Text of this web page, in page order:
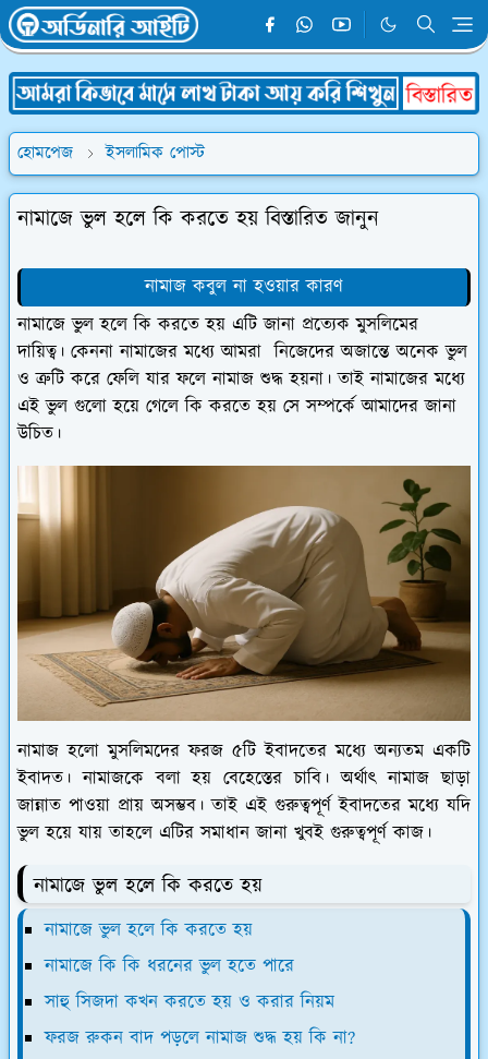
হোমপেজ ইসলামিক পোস্ট
নামাজে ভুল হলে কি করতে হয় বিস্তারিত জানুন
নামাজ কবুল না হওয়ার কারণ
নামাজে ভুল হলে কি করতে হয় এটি জানা প্রত্যেক মুসলিমের
দায়িত্ব। কেননা নামাজের মধ্যে আমরা নিজেদের অজান্তে অনেক ভুল
ও ত্রুটি করে ফেলি যার ফলে নামাজ শুদ্ধ হয়না। তাই নামাজের মধ্যে
এই ভুল গুলো হয়ে গেলে কি করতে হয় সে সম্পর্কে আমাদের জানা
উচিত।
নামাজ হলো মুসলিমদের ফরজ ৫টি ইবাদতের মধ্যে অন্যতম একটি
ইবাদত। নামাজকে বলা হয় বেহেস্তের চাবি। অর্থাৎ নামাজ ছাড়া
জান্নাত পাওয়া প্রায় অসম্ভব। তাই এই গুরুত্বপূর্ণ ইবাদতের মধ্যে যদি
ভুল হয়ে যায় তাহলে এটির সমাধান জানা খুবই গুরুত্বপূর্ণ কাজ।
নামাজে ভুল হলে কি করতে হয়
নামাজে ভুল হলে কি করতে হয়
নামাজে কি কি ধরনের ভুল হতে পারে
সাহু সিজদা কখন করতে হয় ও করার নিয়ম
ফরজ রুকন বাদ পড়লে নামাজ শুদ্ধ হয় কি না?